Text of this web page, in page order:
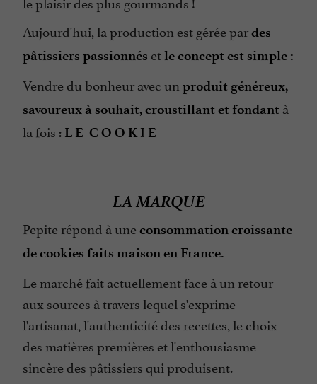
Aujourd'hui, la production est gérée pardes
pâtissiers passionnés etle concept est simple :
Vendre du bonheur avec un produit généreux,
savoureux à souhait, croustillant et fondant à
la fois : L E C O O K I E
LA MARQUE
Pepite répond à uneconsommation croissante
de cookies faits maison en France.
Le marché fait actuellement face à un retour
aux sources à travers lequel s'exprime
l'artisanat, l'authenticité des recettes, le choix
des matières premières et l'enthousiasme
sincère des pâtissiers qui produisent.